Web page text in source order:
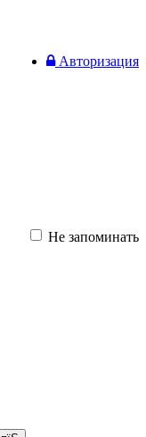
Авторизация
Не запоминать